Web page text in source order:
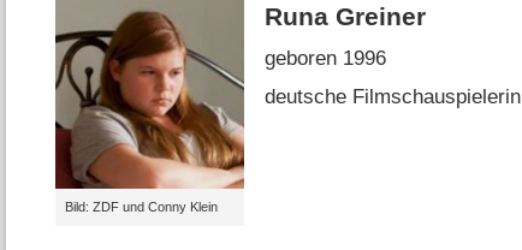
Bild: ZDF und Conny Klein
Runa Greiner
geboren 1996
deutsche Filmschauspielerin